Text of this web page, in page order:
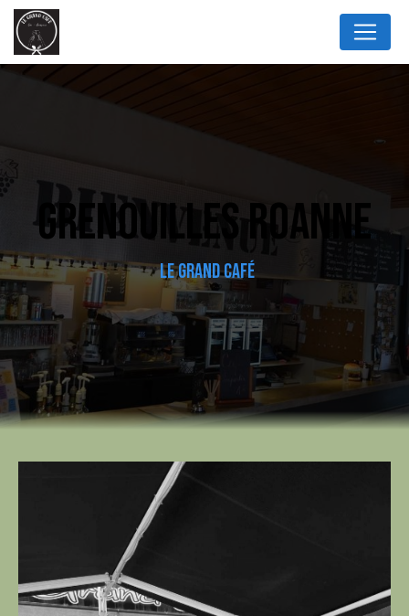
GRENOUILLES ROANNE
LE GRAND CAFÉ
Panneau de gestion des cookies